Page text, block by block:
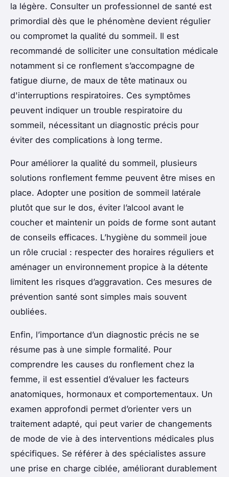
la légère. Consulter un professionnel de santé est
primordial dès que le phénomène devient régulier
ou compromet la qualité du sommeil. Il est
recommandé de solliciter une consultation médicale
notamment si ce ronflement s’accompagne de
fatigue diurne, de maux de tête matinaux ou
d'interruptions respiratoires. Ces symptômes
peuvent indiquer un trouble respiratoire du
sommeil, nécessitant un diagnostic précis pour
éviter des complications à long terme.
Pour améliorer la qualité du sommeil, plusieurs
solutions ronflement femme peuvent être mises en
place. Adopter une position de sommeil latérale
plutôt que sur le dos, éviter l’alcool avant le
coucher et maintenir un poids de forme sont autant
de conseils efficaces. L’hygiène du sommeil joue
un rôle crucial : respecter des horaires réguliers et
aménager un environnement propice à la détente
limitent les risques d’aggravation. Ces mesures de
prévention santé sont simples mais souvent
oubliées.
Enfin, l’importance d’un diagnostic précis ne se
résume pas à une simple formalité. Pour
comprendre les causes du ronflement chez la
femme, il est essentiel d’évaluer les facteurs
anatomiques, hormonaux et comportementaux. Un
examen approfondi permet d’orienter vers un
traitement adapté, qui peut varier de changements
de mode de vie à des interventions médicales plus
spécifiques. Se référer à des spécialistes assure
une prise en charge ciblée, améliorant durablement